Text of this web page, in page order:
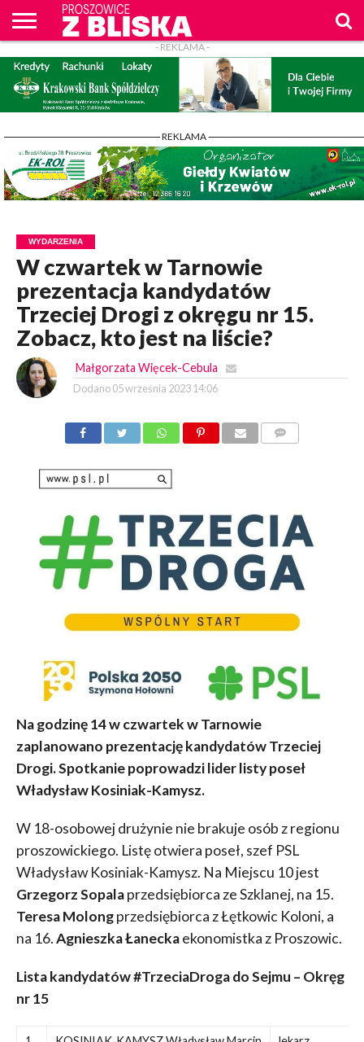
O
NAS
WIADOMOŚCI
ZAPYTAM
WPROST
CENNIK
REKLAM
PROSZOWICE
Z BLISKA
KONTAKT
- REKLAMA -
- REKLAMA -
WYDARZENIA
W czwartek w Tarnowie
prezentacja kandydatów
Trzeciej Drogi z okręgu nr 15.
Zobacz, kto jest na liście?
Małgorzata Więcek-Cebula
Dodano 05 września 2023 14:06
Na godzinę 14 w czwartek w Tarnowie
zaplanowano prezentację kandydatów Trzeciej
Drogi. Spotkanie poprowadzi lider listy poseł
Władysław Kosiniak-Kamysz.
W 18-osobowej drużynie nie brakuje osób z regionu
proszowickiego. Listę otwiera poseł, szef PSL
Władysław Kosiniak-Kamysz. Na Miejscu 10 jest
Grzegorz Sopalaprzedsiębiorca ze Szklanej, na 15.
Teresa Molongprzedsiębiorca z Łętkowic Koloni, a
na 16.Agnieszka Łaneckaekonomistka z Proszowic.
Lista kandydatów #TrzeciaDroga do Sejmu – Okręg
nr 15